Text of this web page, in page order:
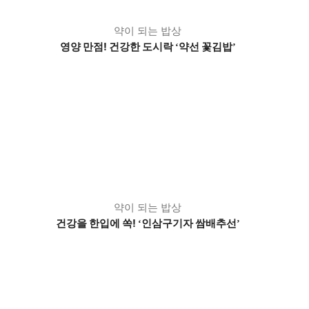
약이 되는 밥상
영양 만점! 건강한 도시락 ‘약선 꽃김밥’
약이 되는 밥상
건강을 한입에 쏙! ‘인삼구기자 쌈배추선’